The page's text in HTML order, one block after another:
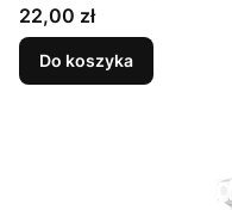
Cena
22,00 zł
Do koszyka